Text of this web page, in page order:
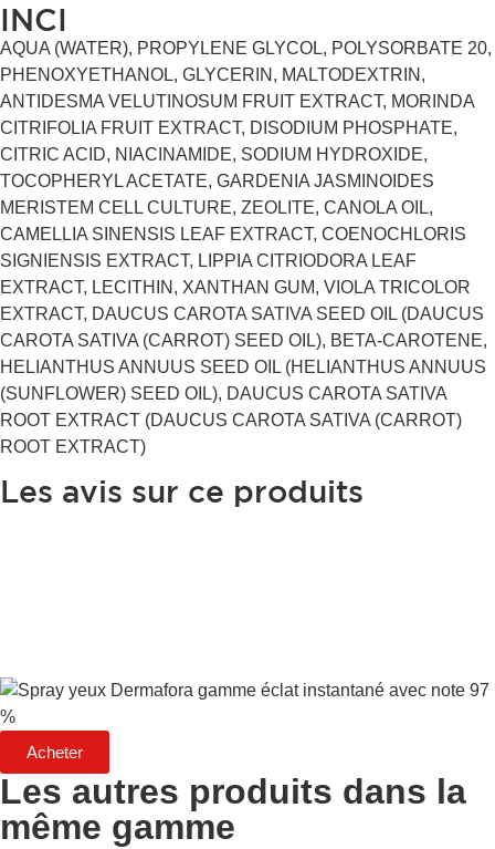
INCI
AQUA (WATER), PROPYLENE GLYCOL, POLYSORBATE 20,
PHENOXYETHANOL, GLYCERIN, MALTODEXTRIN,
ANTIDESMA VELUTINOSUM FRUIT EXTRACT, MORINDA
CITRIFOLIA FRUIT EXTRACT, DISODIUM PHOSPHATE,
CITRIC ACID, NIACINAMIDE, SODIUM HYDROXIDE,
TOCOPHERYL ACETATE, GARDENIA JASMINOIDES
MERISTEM CELL CULTURE, ZEOLITE, CANOLA OIL,
CAMELLIA SINENSIS LEAF EXTRACT, COENOCHLORIS
SIGNIENSIS EXTRACT, LIPPIA CITRIODORA LEAF
EXTRACT, LECITHIN, XANTHAN GUM, VIOLA TRICOLOR
EXTRACT, DAUCUS CAROTA SATIVA SEED OIL (DAUCUS
CAROTA SATIVA (CARROT) SEED OIL), BETA-CAROTENE,
HELIANTHUS ANNUUS SEED OIL (HELIANTHUS ANNUUS
(SUNFLOWER) SEED OIL), DAUCUS CAROTA SATIVA
ROOT EXTRACT (DAUCUS CAROTA SATIVA (CARROT)
ROOT EXTRACT)
Les avis sur ce produits
Acheter
Les autres produits dans la
même gamme